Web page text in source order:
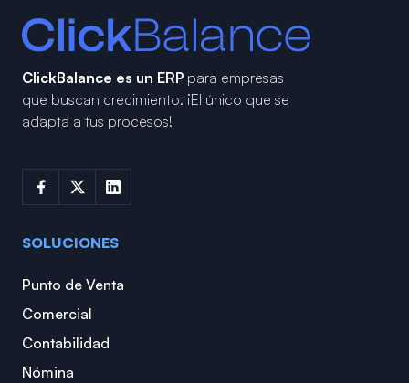
ClickBalance es un ERP para empresas
que buscan crecimiento. ¡El único que se
adapta a tus procesos!
SOLUCIONES
Punto de Venta
Comercial
Contabilidad
Nómina